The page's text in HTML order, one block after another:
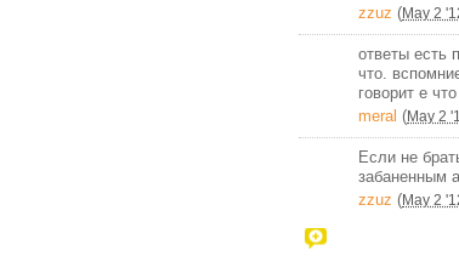
zzuz (May 2
ответы есть
что.
говорит е
meral (May 2
Если не
забаненным
zzuz (May 2